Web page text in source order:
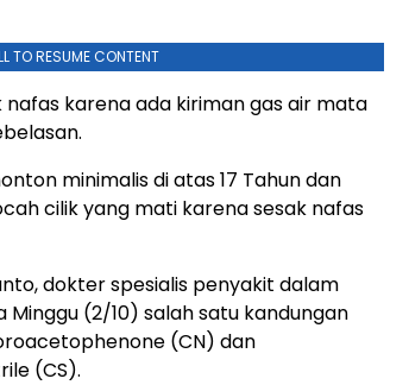
TO RESUME CONTENT
karena ada kiriman gas air mata
minimalis di atas 17 Tahun dan
cilik yang mati karena sesak nafas
dokter spesialis penyakit dalam
Minggu (2/10) salah satu kandungan
(CN) dan
(CS).